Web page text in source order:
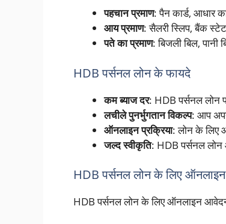
पहचान प्रमाण: पैन कार्ड, आधार
आय प्रमाण: सैलरी स्लिप, बैंक
पते का प्रमाण: बिजली बिल, पानी
HDB पर्सनल लोन के फायदे
कम ब्याज दर: HDB पर्सनल लोन
लचीले पुनर्भुगतान विकल्प: आप
ऑनलाइन प्रक्रिया: लोन के लिए
जल्द स्वीकृति: HDB पर्सनल
HDB पर्सनल लोन के लिए
HDB पर्सनल लोन के लिए ऑनलाइन